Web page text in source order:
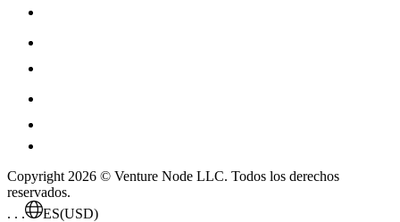
Copyright 2026 © Venture Node LLC. Todos los derechos
reservados.
. . .
ES(USD)